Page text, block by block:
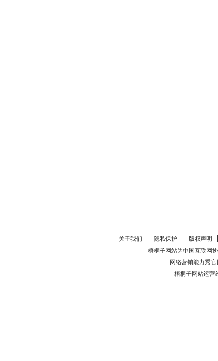
关于我们 隐私保护
版权声明
梧桐子网站为中国互联网
网络营销能力秀官
梧桐子网站运营